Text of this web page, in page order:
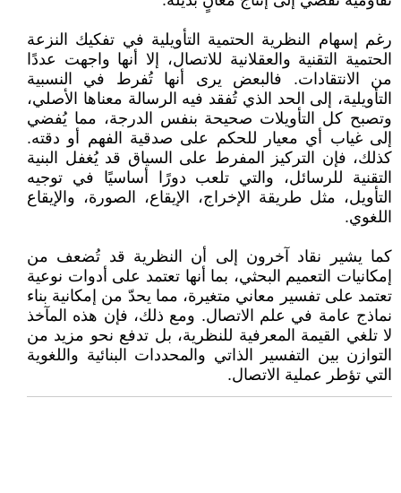
رغم إسهام النظرية الحتمية التأويلية في تفكيك النزعة
الحتمية التقنية والعقلانية للاتصال، إلا أنها واجهت عددًا
من الانتقادات. فالبعض يرى أنها تُفرط في النسبية
التأويلية، إلى الحد الذي تُفقد فيه الرسالة معناها الأصلي،
وتصبح كل التأويلات صحيحة بنفس الدرجة، مما يُفضي
إلى غياب أي معيار للحكم على صدقية الفهم أو دقته.
كذلك، فإن التركيز المفرط على السياق قد يُغفل البنية
التقنية للرسائل، والتي تلعب دورًا أساسيًا في توجيه
التأويل، مثل طريقة الإخراج، الإيقاع، الصورة، والإيقاع
اللغوي.
كما يشير نقاد آخرون إلى أن النظرية قد تُضعف من
إمكانيات التعميم البحثي، بما أنها تعتمد على أدوات نوعية
تعتمد على تفسير معاني متغيرة، مما يحدّ من إمكانية بناء
نماذج عامة في علم الاتصال. ومع ذلك، فإن هذه المآخذ
لا تلغي القيمة المعرفية للنظرية، بل تدفع نحو مزيد من
التوازن بين التفسير الذاتي والمحددات البنائية واللغوية
التي تؤطر عملية الاتصال.